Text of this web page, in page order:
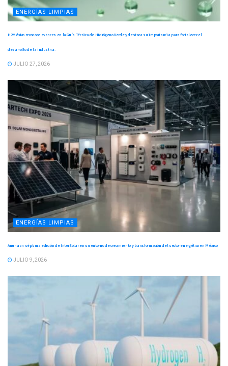
ENERGÍAS LIMPIAS
H2México reconoce avances en la Guía Técnica de Hidrógeno Verde y destaca su importancia para fortalecer el
desarrollo de la industria.
JULIO 27, 2026
ENERGÍAS LIMPIAS
Anuncian séptima edición de InterSolar en un entorno de crecimiento y transformación del sector energético en México
JULIO 9, 2026